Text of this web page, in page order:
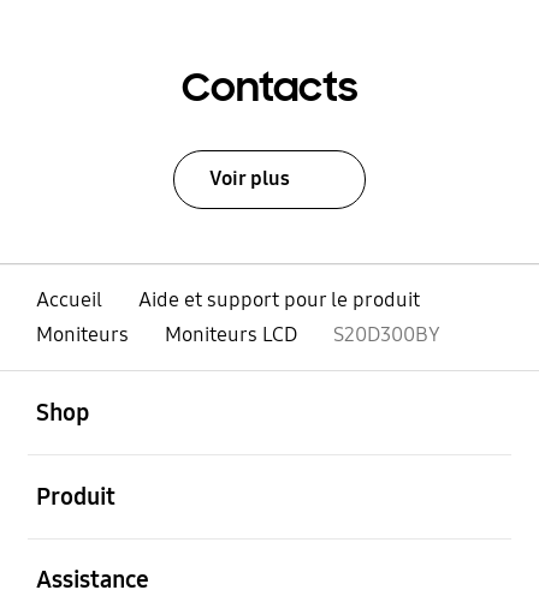
Contacts
Voir plus
Accueil
Aide et support pour le produit
Moniteurs
Moniteurs LCD S20D300BY
Shop
Produit
Assistance